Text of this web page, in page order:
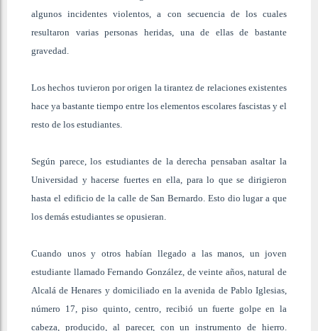
algunos incidentes violentos, a con secuencia de los cuales
resultaron varias personas heridas, una de ellas de bastante
gravedad.
Los hechos tuvieron por origen la tirantez de relaciones existentes
hace ya bastante tiempo entre los elementos escolares fascistas y el
resto de los estudiantes.
Según parece, los estudiantes de la derecha pensaban asaltar la
Universidad y hacerse fuertes en ella, para lo que se dirigieron
hasta el edificio de la calle de San Bernardo. Esto dio lugar a que
los demás estudiantes se opusieran.
Cuando unos y otros habían llegado a las manos, un joven
estudiante llamado Fernando González, de veinte años, natural de
Alcalá de Henares y domiciliado en la avenida de Pablo Iglesias,
número 17, piso quinto, centro, recibió un fuerte golpe en la
cabeza, producido, al parecer, con un instrumento de hierro.